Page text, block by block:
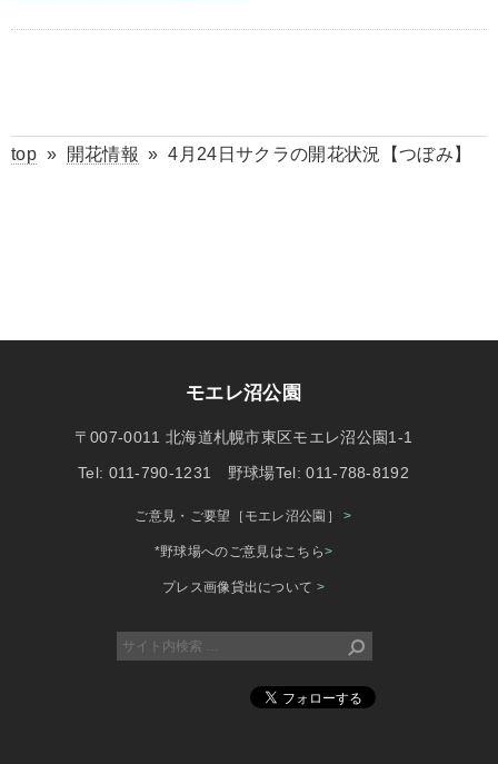
top» 開花情報 »4月24日サクラの開花状況【つぼみ】
モエレ沼公園
〒007-0011 北海道札幌市東区モエレ沼公園1-1
Tel: 011-790-1231 野球場Tel: 011-788-8192
ご意見・ご要望［モエレ沼公園］>
*野球場へのご意見はこちら>
プレス画像貸出について >